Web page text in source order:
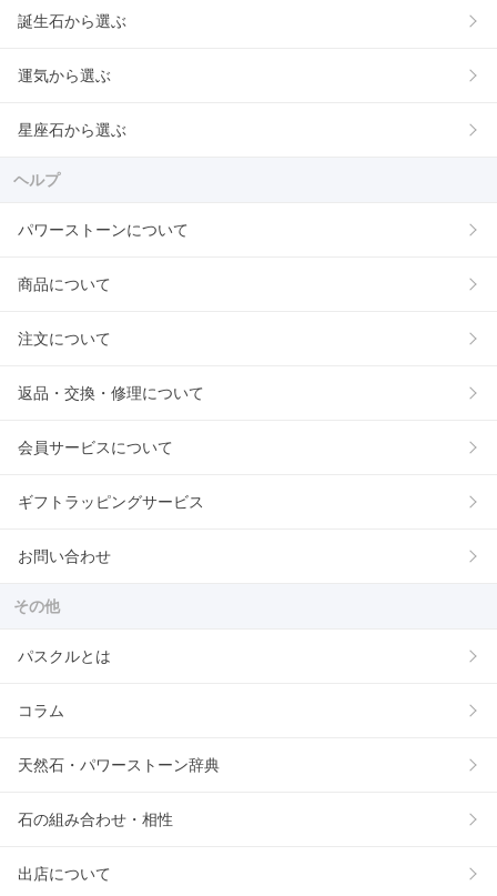
誕生石から選ぶ
運気から選ぶ
星座石から選ぶ
ヘルプ
パワーストーンについて
商品について
注文について
返品・交換・修理について
会員サービスについて
ギフトラッピングサービス
お問い合わせ
その他
パスクルとは
コラム
天然石・パワーストーン辞典
石の組み合わせ・相性
出店について